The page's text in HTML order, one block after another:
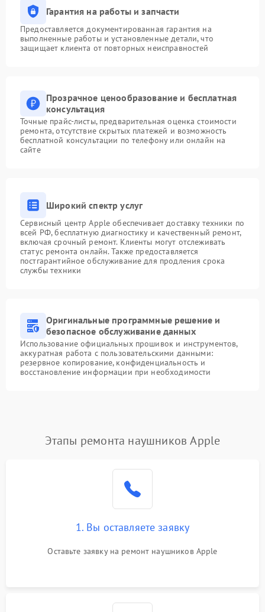
Гарантия на работы и запчасти
Предоставляется документированная гарантия на
выполненные работы и установленные детали, что
защищает клиента от повторных неисправностей
Прозрачное ценообразование и бесплатная
консультация
Точные прайс-листы, предварительная оценка стоимости
ремонта, отсутствие скрытых платежей и возможность
бесплатной консультации по телефону или онлайн на
сайте
Широкий спектр услуг
Сервисный центр Apple обеспечивает доставку техники по
всей РФ, бесплатную диагностику и качественный ремонт,
включая срочный ремонт. Клиенты могут отслеживать
статус ремонта онлайн. Также предоставляется
постгарантийное обслуживание для продления срока
службы техники
Оригинальные программные решение и
безопасное обслуживание данных
Использование официальных прошивок и инструментов,
аккуратная работа с пользовательскими данными:
резервное копирование, конфиденциальность и
восстановление информации при необходимости
Этапы ремонта наушников Apple
1. Вы оставляете заявку
Оставьте заявку на ремонт наушников Apple